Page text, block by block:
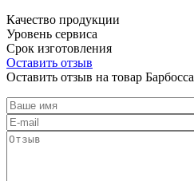
Качество продукции
Уровень сервиса
Срок изготовления
Оставить отзыв
Оставить отзыв на товар Барбосса